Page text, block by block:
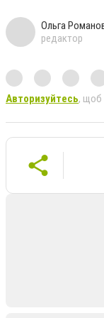
Ольга
редактор
Авторизуйтесь, щоб